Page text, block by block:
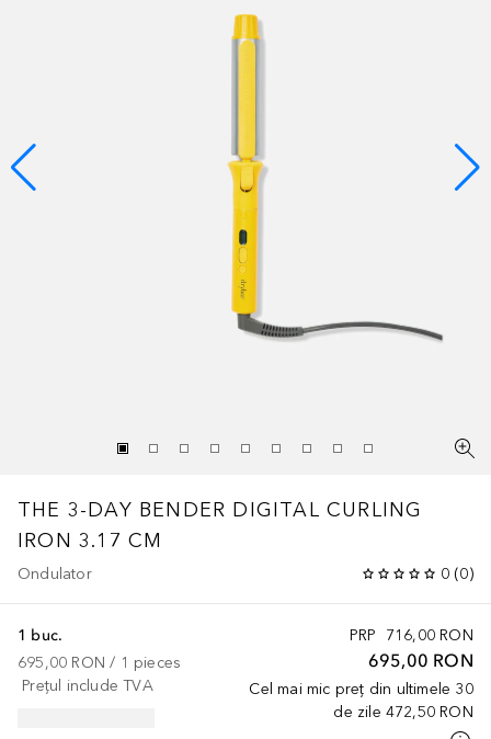
THE 3-DAY BENDER DIGITAL CURLING
IRON 3.17 CM
Ondulator 0 (0)
PRP 716,00 RON
695,00 RON
Cel mai mic preț din ultimele 30
de zile 472,50 RON
1 buc.
695,00 RON / 1 pieces
Prețul include TVA